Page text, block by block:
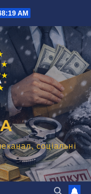
AM
соціальні